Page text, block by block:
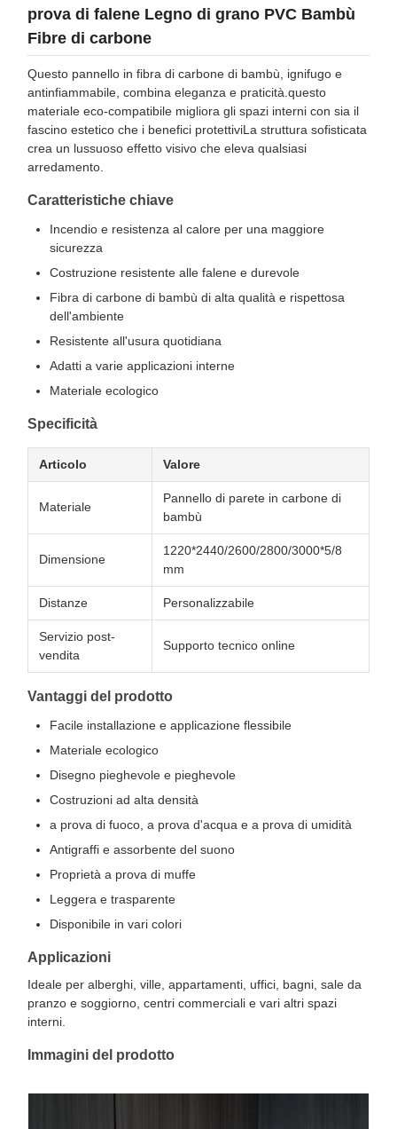
prova di falene Legno di grano PVC Bambù
Fibre di carbone
Questo pannello in fibra di carbone di bambù, ignifugo e
antinfiammabile, combina eleganza e praticità.questo
materiale eco-compatibile migliora gli spazi interni con sia il
fascino estetico che i benefici protettiviLa struttura sofisticata
crea un lussuoso effetto visivo che eleva qualsiasi
arredamento.
Caratteristiche chiave
Incendio e resistenza al calore per una maggiore
sicurezza
Costruzione resistente alle falene e durevole
Fibra di carbone di bambù di alta qualità e rispettosa
dell'ambiente
Resistente all'usura quotidiana
Adatti a varie applicazioni interne
Materiale ecologico
Specificità
Articolo Valore
Materiale
Pannello di parete in carbone di
bambù
Dimensione
1220*2440/2600/2800/3000*5/8
mm
Distanze Personalizzabile
Servizio post-
vendita
Supporto tecnico online
Vantaggi del prodotto
Facile installazione e applicazione flessibile
Materiale ecologico
Disegno pieghevole e pieghevole
Costruzioni ad alta densità
a prova di fuoco, a prova d'acqua e a prova di umidità
Antigraffi e assorbente del suono
Proprietà a prova di muffe
Leggera e trasparente
Disponibile in vari colori
Applicazioni
Ideale per alberghi, ville, appartamenti, uffici, bagni, sale da
pranzo e soggiorno, centri commerciali e vari altri spazi
interni.
Immagini del prodotto